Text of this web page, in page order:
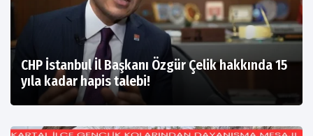
CHP İstanbul İl Başkanı Özgür Çelik hakkında 15
yıla kadar hapis talebi!